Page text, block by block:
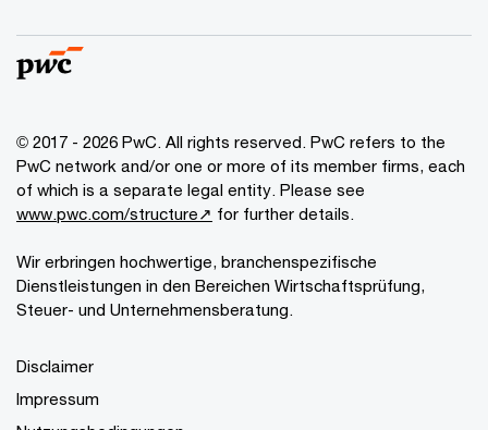
© 2017 - 2026 PwC. All rights reserved. PwC refers to the
PwC network and/or one or more of its member firms, each
of which is a separate legal entity. Please see
www.pwc.com/structure↗ for further details.
Wir erbringen hochwertige, branchenspezifische
Dienstleistungen in den Bereichen Wirtschaftsprüfung,
Steuer- und Unternehmensberatung.
Disclaimer
Impressum